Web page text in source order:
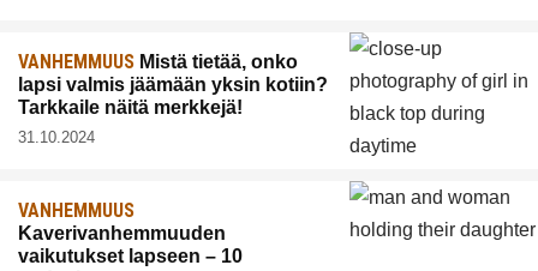
VANHEMMUUS Mistä tietää, onko
lapsi valmis jäämään yksin kotiin?
Tarkkaile näitä merkkejä!
31.10.2024
VANHEMMUUS
Kaverivanhemmuuden
vaikutukset lapseen – 10